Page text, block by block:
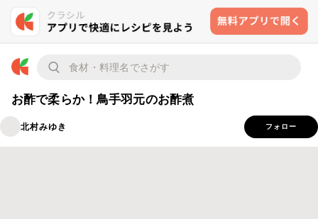
お酢で柔らか！鳥手羽元のお酢煮
北村みゆき フォロー